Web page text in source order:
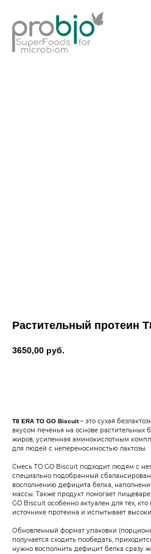
Растительный протеин
3650,00 руб.
T8 ERA TO GO Biscuit– это сухая
вкусом печенья на основе растительных
жиров, усиленная аминокислотным
для людей с непереносимостью лактозы.
Смесь TO GO Biscuit подходит людям с
специально подобранный
восполнению дефицита белка,
массы. Также продукт помогает
GO Biscuit особенно актуален для тех,
источнике протеина и испытывает
Обновленный формат упаковки
получается сходить пообедать,
нужно восполнить дефицит белка сразу